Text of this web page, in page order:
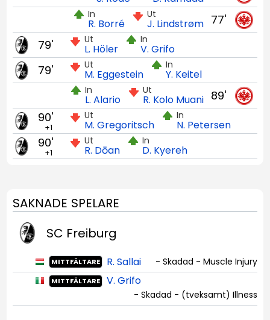
77'
Ut
J. Lindstrøm
In
R. Borré
Ut
L. Höler
In
V. Grifo
79'
Ut
M. Eggestein
In
Y. Keitel
79'
89'
Ut
R. Kolo Muani
In
L. Alario
Ut
M. Gregoritsch
In
N. Petersen
90'
+1
Ut
R. Dōan
In
D. Kyereh
90'
+1
SAKNADE SPELARE
SC Freiburg
MITTFÄLTARE R. Sallai - Skadad - Muscle Injury
MITTFÄLTARE V. Grifo
- Skadad - (tveksamt) Illness